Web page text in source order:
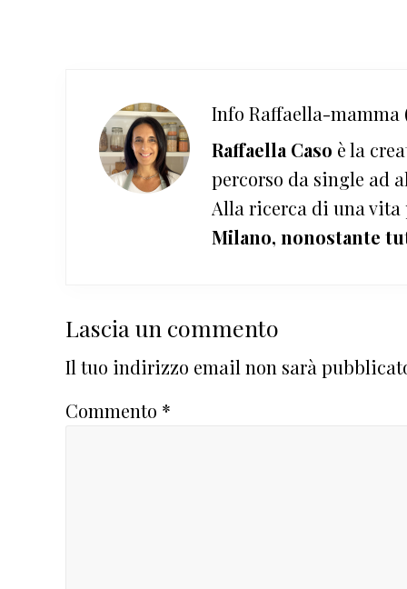
Info Raffaella-mamma
Raffaella Caso è la
percorso da single ad
Alla ricerca di una
Milano, nonostante
Interazioni
del
lettore
Lascia un commento
Il tuo indirizzo email non sarà
Commento *